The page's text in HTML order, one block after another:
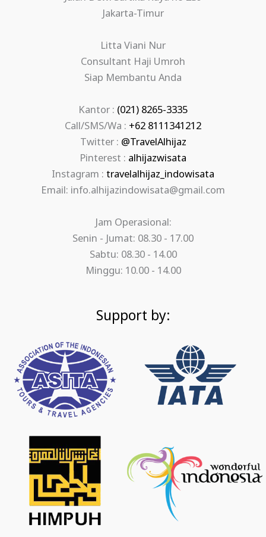
Jakarta-Timur
Litta Viani Nur
Consultant Haji Umroh
Siap Membantu Anda
Kantor : (021) 8265-3335
Call/SMS/Wa : +62 8111341212
Twitter : @TravelAlhijaz
Pinterest : alhijazwisata
Instagram : travelalhijaz_indowisata
Email: info.alhijazindowisata@gmail.com
Jam Operasional:
Senin - Jumat: 08.30 - 17.00
Sabtu: 08.30 - 14.00
Minggu: 10.00 - 14.00
Support by: